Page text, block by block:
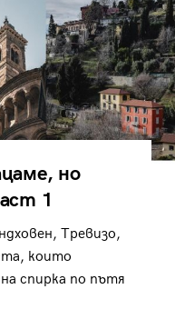
но
1
Тревизо,
които
спирка по пътя